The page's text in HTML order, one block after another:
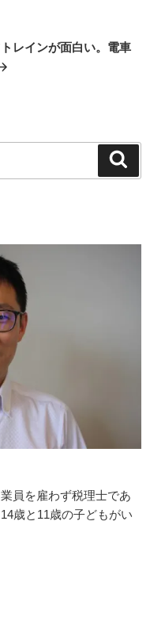
レインが面白い。電車
員を雇わず税理士であ
歳と11歳の子どもがい